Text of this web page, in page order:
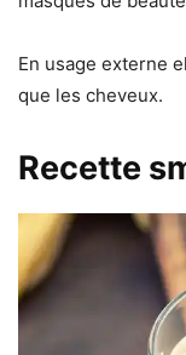
En usage externe
que les cheveux.
Recette